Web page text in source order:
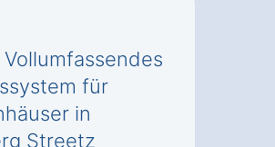
für
in
Streetz